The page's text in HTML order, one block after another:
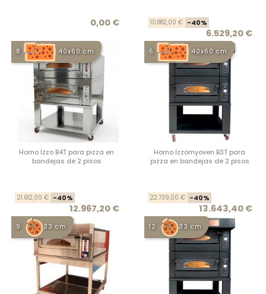
Precio
0,00 € 10.882,00 € -40%
6.529,20 €
8 40x60 cm
Horno Izzo B4T para pizza en
bandejas de 2 pisos
Precio base
21.612,00 € -40%
12.967,20 €
6 40x60 cm
Horno Izzomyoven B3T para
pizza en bandejas de 2 pisos
22.739,00 € -40%
13.643,40 €
9 33 cm 12 33 cm